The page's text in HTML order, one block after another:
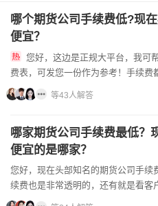
哪个期货公司手续费低?现
便宜？
费表，可发您一份作为参考！手续
户，有任何疑问，欢迎随时咨询我，
等43人解答
哪家期货公司手续费最低？
便宜的是哪家？
您好，现在头部知名的期货公司手
续费也是非常透明的，还有就是看客
投安信等、广发期货、民生期货等，